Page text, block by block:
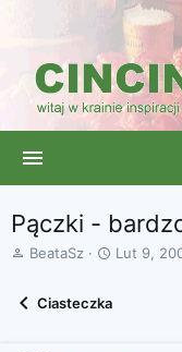
Pączki -
A
BeataSz
DLut 9,
Ciasteczka